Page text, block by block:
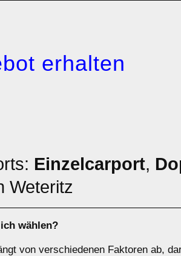
erhalten
Einzelcarport,
Weteritz
wählen?
von verschiedenen Faktoren ab,